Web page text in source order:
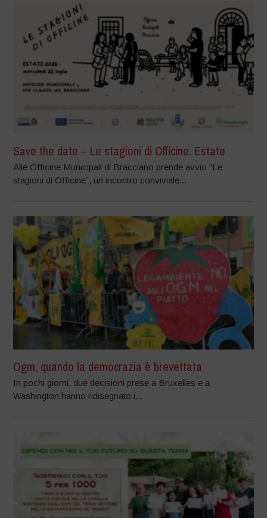
Save the date – Le stagioni di Officine. Estate
Alle Officine Municipali di Bracciano prende avvio “Le
stagioni di Officine”, un incontro conviviale...
Ogm, quando la democrazia è brevettata
In pochi giorni, due decisioni prese a Bruxelles e a
Washington hanno ridisegnato i...